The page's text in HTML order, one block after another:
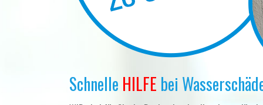
Schnelle HILFE bei